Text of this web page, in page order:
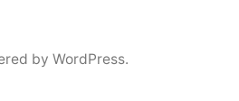
by WordPress.